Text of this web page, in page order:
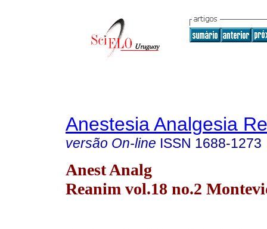
Anestesia Analgesia
versão On-line ISSN 1688-1273
Anest Analg
Reanim vol.18 no.2